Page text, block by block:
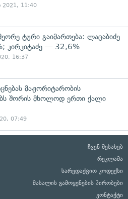
2021, 11:40
ტური გაიმართება: ლაცაბიძე
კირკიტაძე — 32,6%
16:37
მაჟორიტარობის
შორის მხოლოდ ერთი ქალი
07:49
ჩვენ შესახებ
რეკლამა
სარედაქციო კოდექსი
მასალის გამოყენების პირობები
კონტაქტი